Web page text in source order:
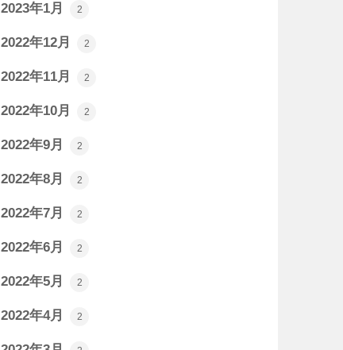
2023年1月 2
2022年12月 2
2022年11月 2
2022年10月 2
2022年9月 2
2022年8月 2
2022年7月 2
2022年6月 2
2022年5月 2
2022年4月 2